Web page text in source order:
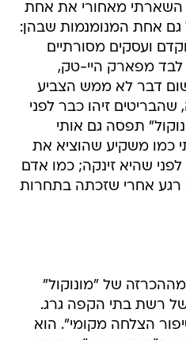
השארתי מאחורי את אחת
גם אחת המנומנמות שבהן:
ועסקים מסורתיים
מפארק היי-טק,
שום דבר לא ממש הצביע
שהבריטים זיהו כבר לפני
תפסה גם אותי
כמו משקיע שהוציא את
שהיא זינקה; כמו אדם
אחרי שזכתה בתחרות
של "מונוקול"
רשת בתי הקפה גרג.
הצלחה מקומי". הוא